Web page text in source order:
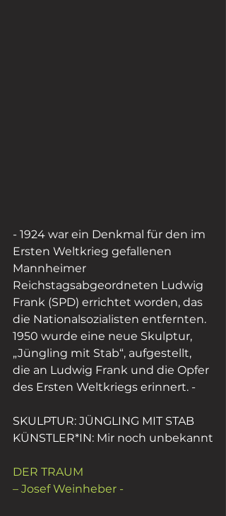
- 1924 war ein Denkmal für den im
Ersten Weltkrieg gefallenen
Mannheimer
Reichstagsabgeordneten Ludwig
Frank (SPD) errichtet worden, das
die Nationalsozialisten entfernten.
1950 wurde eine neue Skulptur,
„Jüngling mit Stab“, aufgestellt,
die an Ludwig Frank und die Opfer
des Ersten Weltkriegs erinnert. -
SKULPTUR: JÜNGLING MIT STAB
KÜNSTLER*IN: Mir noch unbekannt
DER TRAUM
– Josef Weinheber -